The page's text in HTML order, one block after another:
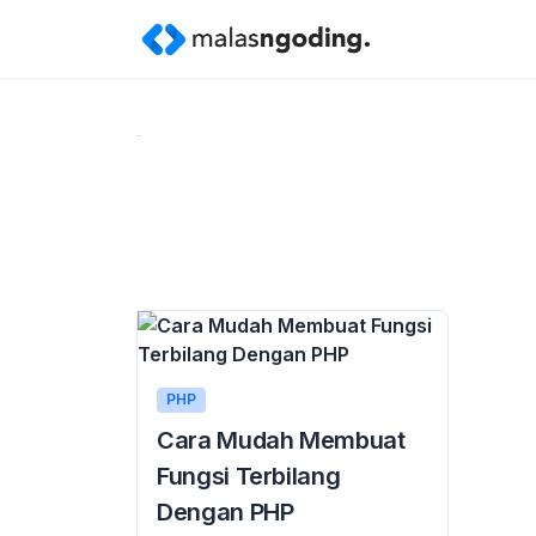
PHP
Cara Mudah Membuat
Fungsi Terbilang
Dengan PHP